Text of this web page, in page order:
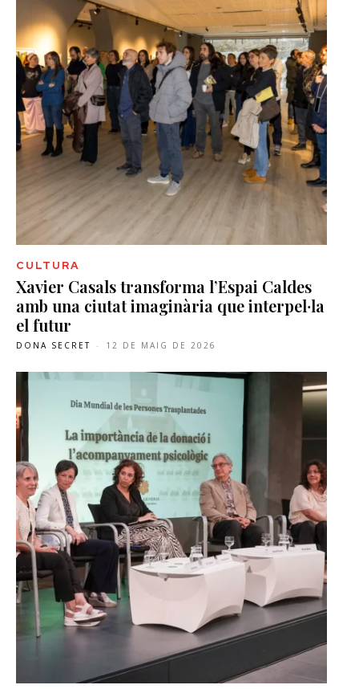
CULTURA
Xavier Casals transforma l’Espai Caldes
amb una ciutat imaginària que interpel·la
el futur
DONA SECRET - 12 DE MAIG DE 2026